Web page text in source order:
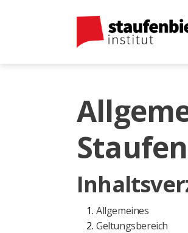
Allgemeines
Geltungsbereich